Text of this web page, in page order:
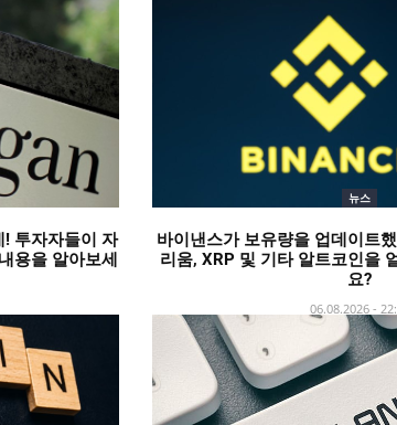
투자자들이 자
용을 알아보세
뉴스
바이낸스가 보유량을 업데이트
리움, XRP 및 기타 알트코인을
요?
06.08.2026 -